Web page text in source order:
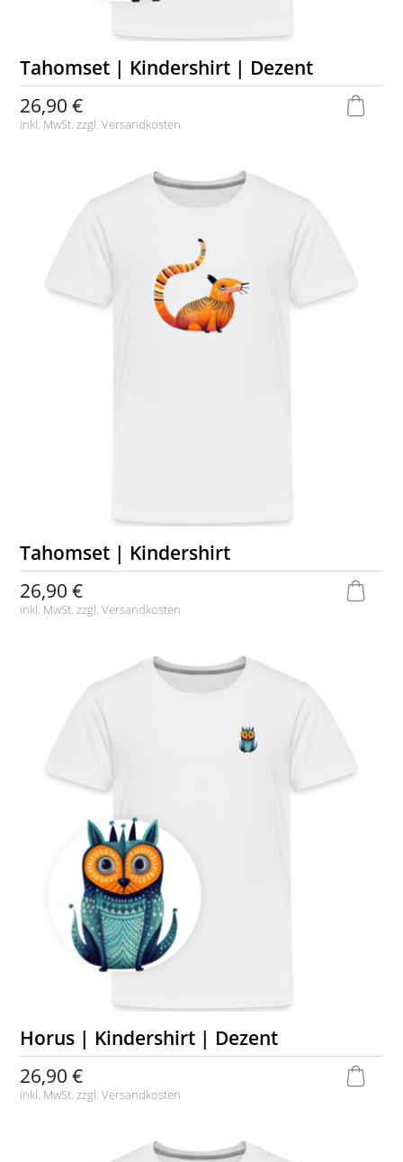
Tahomset | Kindershirt | Dezent
26,90 €
inkl. MwSt. zzgl.Versandkosten
Tahomset | Kindershirt
26,90 €
inkl. MwSt. zzgl.Versandkosten
Horus | Kindershirt | Dezent
26,90 €
inkl. MwSt. zzgl.Versandkosten